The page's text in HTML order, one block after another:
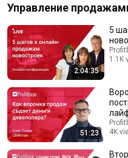
Управление
2:04:35
5
1.1K
51:23
4K